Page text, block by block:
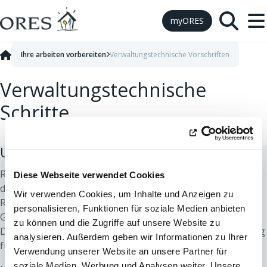
Diese Webseite verwendet Cookies
Wir verwenden Cookies, um Inhalte und Anzeigen zu
personalisieren, Funktionen für soziale Medien anbieten
zu können und die Zugriffe auf unsere Website zu
analysieren. Außerdem geben wir Informationen zu Ihrer
Verwendung unserer Website an unsere Partner für
Skip to Content
myORES
Verwaltungstechnische
Schritte
Ihre arbeiten vorbereiten Verwaltungstechnische Vorschriften
Um Sie zu führen
Referenzen "E-XX" beziehen sich auf die Vorbereitung für
die Stromversorgung
Referenzen "G-XX" beziehen sich auf die Vorbereitung für
Gas
Die "EG-XX"-Referenzen beziehen sich auf die Vorbereitung
für Strom und/oder Gas